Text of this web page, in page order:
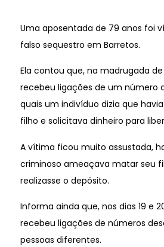
Uma aposentada de 79 anos foi
falso sequestro em Barretos.
Ela contou que, na madrugada
recebeu ligações de um número
quais um indivíduo dizia que
filho e solicitava dinheiro para
A vítima ficou muito assustada,
criminoso ameaçava matar seu
realizasse o depósito.
Informa ainda que, nos dias 19 e
recebeu ligações de números
pessoas diferentes.